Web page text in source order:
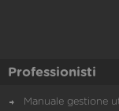
Professionisti
Manuale gestione